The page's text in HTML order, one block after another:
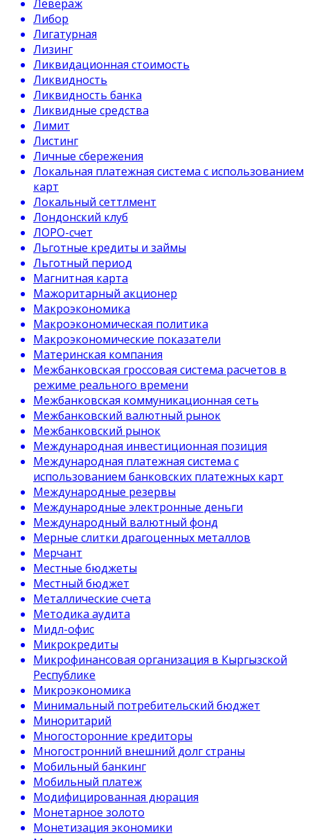
Левераж
Либор
Лигатурная
Лизинг
Ликвидационная стоимость
Ликвидность
Ликвидность банка
Ликвидные средства
Лимит
Листинг
Личные сбережения
Локальная платежная система с использованием
карт
Локальный сеттлмент
Лондонский клуб
ЛОРО-счет
Льготные кредиты и займы
Льготный период
Магнитная карта
Мажоритарный акционер
Макроэкономика
Макроэкономическая политика
Макроэкономические показатели
Материнская компания
Межбанковская гроссовая система расчетов в
режиме реального времени
Межбанковская коммуникационная сеть
Межбанковский валютный рынок
Межбанковский рынок
Международная инвестиционная позиция
Международная платежная система с
использованием банковских платежных карт
Международные резервы
Международные электронные деньги
Международный валютный фонд
Мерные слитки драгоценных металлов
Мерчант
Местные бюджеты
Местный бюджет
Металлические счета
Методика аудита
Мидл-офис
Микрокредиты
Микрофинансовая организация в Кыргызской
Республике
Микроэкономика
Минимальный потребительский бюджет
Миноритарий
Многосторонние кредиторы
Многостронний внешний долг страны
Мобильный банкинг
Мобильный платеж
Модифицированная дюрация
Монетарное золото
Монетизация экономики